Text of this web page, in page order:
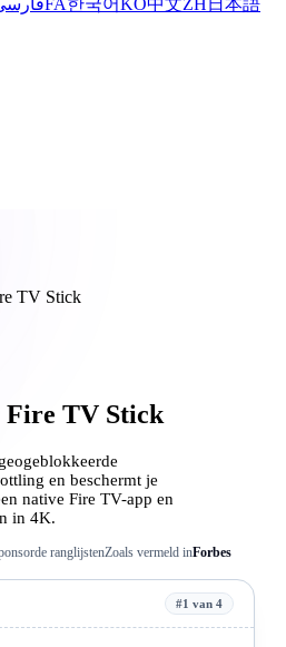
TV Stick
Fire TV Stick
en beschermt je
native Fire TV-app en
in 4K.
ranglijstenZoals vermeld inForbes
#1 van 4